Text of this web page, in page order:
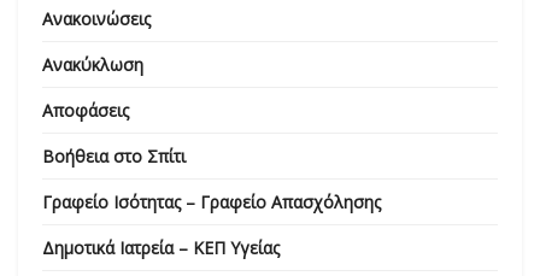
Ανακοινώσεις
Ανακύκλωση
Αποφάσεις
Βοήθεια στο Σπίτι
Γραφείο Ισότητας – Γραφείο Απασχόλησης
Δημοτικά Ιατρεία – ΚΕΠ Υγείας